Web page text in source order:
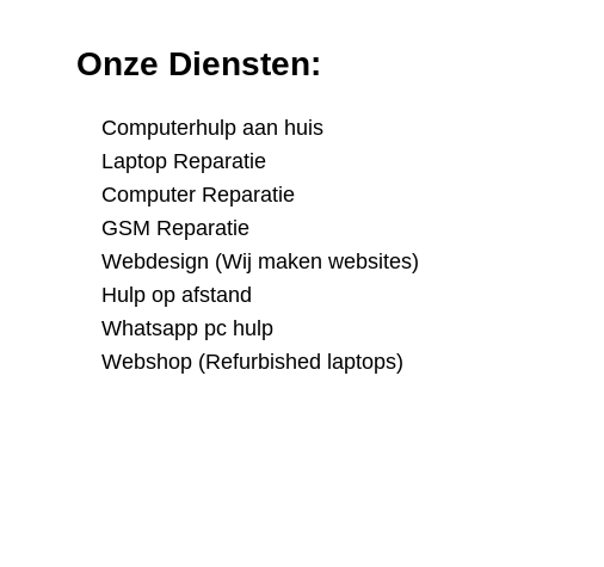
Onze Diensten:
Computerhulp aan huis
Laptop Reparatie
Computer Reparatie
GSM Reparatie
Webdesign (Wij maken websites)
Hulp op afstand
Whatsapp pc hulp
Webshop (Refurbished laptops)